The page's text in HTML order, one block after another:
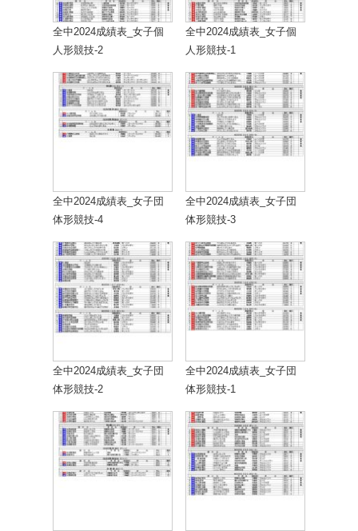
全中2024成績表_女子個
人形競技-2
全中2024成績表_女子個
人形競技-1
全中2024成績表_女子団
体形競技-4
全中2024成績表_女子団
体形競技-3
全中2024成績表_女子団
体形競技-2
全中2024成績表_女子団
体形競技-1